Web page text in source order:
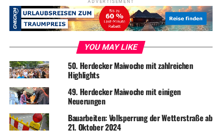
ADVERTISEMENT
YOU MAY LIKE
50. Herdecker Maiwoche mit zahlreichen
Highlights
49. Herdecker Maiwoche mit einigen
Neuerungen
Bauarbeiten: Vollsperrung der Wetterstraße ab
21. Oktober 2024